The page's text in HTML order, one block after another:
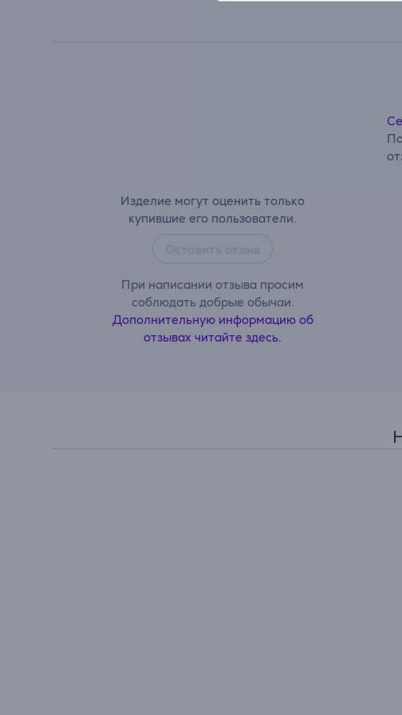
Изделие могут оценить только
купившие его пользователи.
При написании отзыва просим
соблюдать добрые обычаи.
Дополнительную информацию об
отзывах читайте здесь.